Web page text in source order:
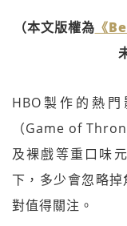
（本文版權為 《
HBO製作的熱
（Game of
及裸戲等重口味
下，多少會忽略
對值得關注。